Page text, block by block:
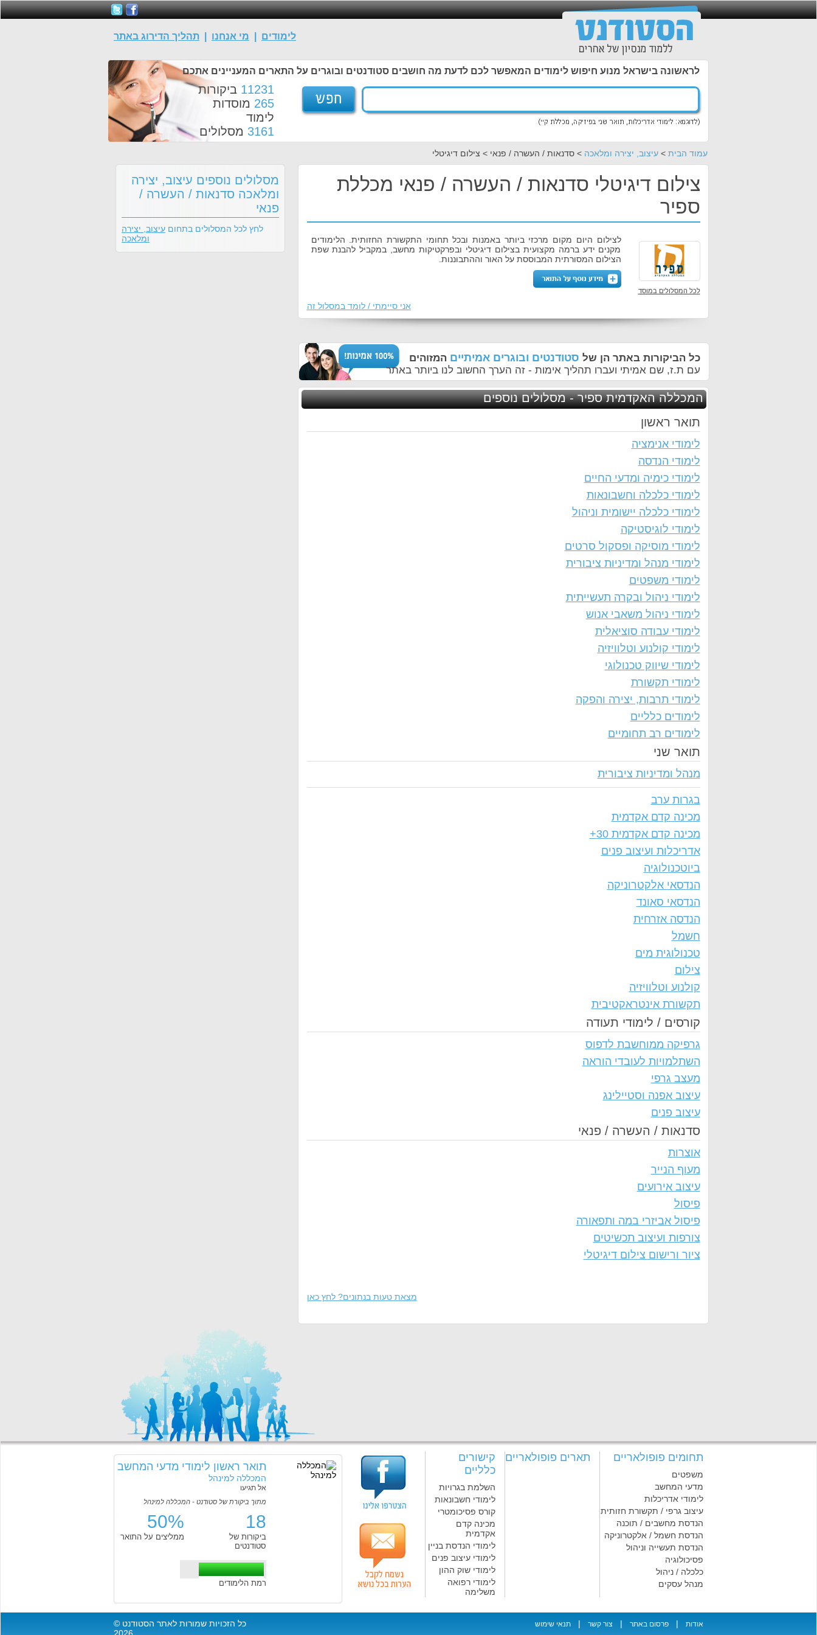
לימודים מי אנחנו תהליך הדירוג באתר
לראשונה בישראל מנוע חיפוש לימודים המאפשר לכם לדעת מה חושבים סטודנטים ובוגרים על התארים המעניינים אתכם
11231 ביקורות
265 מוסדות
לימוד
3161 מסלולים
עמוד הבית >עיצוב, יצירה ומלאכה> סדנאות / העשרה / פנאי > צילום דיגיטלי
צילום דיגיטלי סדנאות / העשרה / פנאי מכללת
ספיר
לכל המסלולים במוסד
לצילום היום מקום מרכזי ביותר באמנות ובכל תחומי התקשורת החזותית. הלימודים
מקנים ידע ברמה מקצועית בצילום דיגיטלי ובפרקטיקות מחשב, במקביל להבנת שפת
הצילום המסורתית המבוססת על האור וההתבוננות.
אני סיימתי / לומד במסלול זה
כל הביקורות באתר הן של סטודנטים ובוגרים אמיתיים המזוהים
עם ת.ז, שם אמיתי ועברו תהליך אימות - זה הערך החשוב לנו ביותר באתר
המכללה האקדמית ספיר - מסלולים נוספים
תואר ראשון
לימודי אנימציה
לימודי הנדסה
לימודי כימיה ומדעי החיים
לימודי כלכלה וחשבונאות
לימודי כלכלה יישומית וניהול
לימודי לוגיסטיקה
לימודי מוסיקה ופסקול סרטים
לימודי מנהל ומדיניות ציבורית
לימודי משפטים
לימודי ניהול ובקרה תעשייתית
לימודי ניהול משאבי אנוש
לימודי עבודה סוציאלית
לימודי קולנוע וטלוויזיה
לימודי שיווק טכנולוגי
לימודי תקשורת
לימודי תרבות, יצירה והפקה
לימודים כלליים
לימודים רב תחומיים
תואר שני
מנהל ומדיניות ציבורית
בגרות ערב
מכינה קדם אקדמית
מכינה קדם אקדמית 30+
אדריכלות ועיצוב פנים
ביוטכנולוגיה
הנדסאי אלקטרוניקה
הנדסאי סאונד
הנדסה אזרחית
חשמל
טכנולוגית מים
צילום
קולנוע וטלוויזיה
תקשורת אינטראקטיבית
קורסים / לימודי תעודה
גרפיקה ממוחשבת לדפוס
השתלמויות לעובדי הוראה
מעצב גרפי
עיצוב אפנה וסטיילינג
עיצוב פנים
סדנאות / העשרה / פנאי
אוצרות
מעוף הנייר
עיצוב אירועים
פיסול
פיסול אביזרי במה ותפאורה
צורפות ועיצוב תכשיטים
ציור ורישום צילום דיגיטלי
מצאת טעות בנתונים? לחץ כאן
מסלולים נוספים עיצוב, יצירה
ומלאכה סדנאות / העשרה /
פנאי
לחץ לכל המסלולים בתחום עיצוב, יצירה
ומלאכה
תחומים פופולאריים
משפטים
מדעי המחשב
לימודי אדריכלות
עיצוב גרפי / תקשורת חזותית
הנדסת מחשבים / תוכנה
הנדסת חשמל / אלקטרוניקה
הנדסת תעשייה וניהול
פסיכולוגיה
כלכלה / ניהול
מנהל עסקים
תארים פופולאריים
קישורים
כלליים
השלמת בגרויות
לימודי חשבונאות
קורס פסיכומטרי
מכינה קדם
אקדמית
לימודי הנדסת בניין
לימודי עיצוב פנים
לימודי שוק ההון
לימודי רפואה
משלימה
תואר ראשון לימודי מדעי המחשב
המכללה למינהל
אל תגיעו
מתוך ביקורת של סטודנט - המכללה למינהל
18
ביקורות של
סטודנטים
50%
ממליצים על התואר
רמת הלימודים
אודות | פרסום באתר | צור קשר | תנאי שימוש
כל הזכויות שמורות לאתר הסטודנט ©